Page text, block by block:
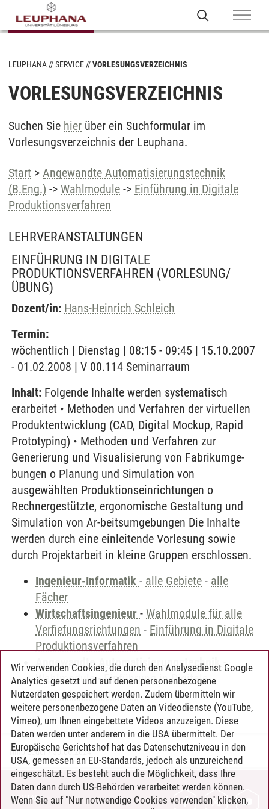
LEUPHANA SERVICE VORLESUNGSVERZEICHNIS
VORLESUNGSVERZEICHNIS
Suchen Sie hier über ein Suchformular im
Vorlesungsverzeichnis der Leuphana.
Start > Angewandte Automatisierungstechnik
(B.Eng.) -> Wahlmodule -> Einführung in Digitale
Produktionsverfahren
LEHRVERANSTALTUNGEN
EINFÜHRUNG IN DIGITALE
PRODUKTIONSVERFAHREN (VORLESUNG/
ÜBUNG)
Dozent/in: Hans-Heinrich Schleich
Termin:
wöchentlich | Dienstag | 08:15 - 09:45 | 15.10.2007
- 01.02.2008 | V 00.114 Seminarraum
Inhalt: Folgende Inhalte werden systematisch
erarbeitet • Methoden und Verfahren der virtuellen
Produktentwicklung (CAD, Digital Mockup, Rapid
Prototyping) • Methoden und Verfahren zur
Generierung und Visualisierung von Fabrikumge-
bungen o Planung und Simulation von
ausgewählten Produktionseinrichtungen o
Rechnergestützte, ergonomische Gestaltung und
Simulation von Ar-beitsumgebungen Die Inhalte
werden durch eine einleitende Vorlesung sowie
durch Projektarbeit in kleine Gruppen erschlossen.
Ingenieur-Informatik - alle Gebiete - alle
Fächer
Wirtschaftsingenieur - Wahlmodule für alle
Verfiefungsrichtungen - Einführung in Digitale
Produktionsverfahren
Angewandte Automatisierungstechnik -
Wahlmodule-Einführung in Digitale
Produktionsverfahren
Timo Leder/30.06.2024
KONTAKT
Wir verwenden Cookies, die durch den Analysedienst Google
Analytics gesetzt und auf denen personenbezogene
Nutzerdaten gespeichert werden. Zudem übermitteln wir
weitere personenbezogene Daten an Videodienste (YouTube,
Vimeo), um Ihnen eingebettete Videos anzuzeigen. Diese
Daten werden unter anderem in die USA übermittelt. Der
Europäische Gerichtshof hat das Datenschutzniveau in den
USA, gemessen an EU-Standards, jedoch als unzureichend
eingeschätzt. Es besteht auch die Möglichkeit, dass Ihre
Daten dann durch US-Behörden verarbeitet werden können.
Wenn Sie auf "Nur notwendige Cookies verwenden" klicken,